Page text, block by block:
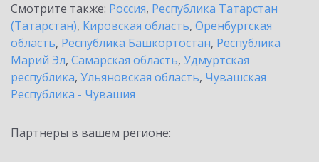
Смотрите также: Россия, Республика Татарстан
(Татарстан), Кировская область, Оренбургская
область, Республика Башкортостан, Республика
Марий Эл, Самарская область, Удмуртская
республика, Ульяновская область, Чувашская
Республика - Чувашия
Партнеры в вашем регионе: